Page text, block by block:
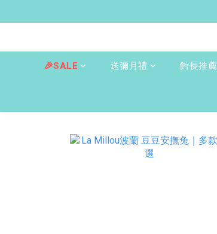
🎉SALE 送彌月禮 館長推薦